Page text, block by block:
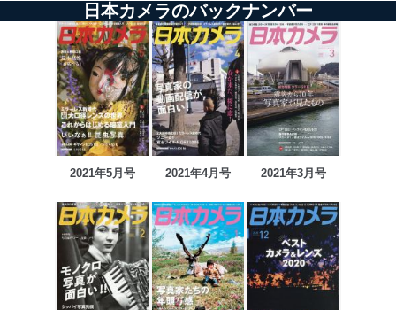
日本カメラのバックナンバー
2021年5月号 2021年4月号 2021年3月号